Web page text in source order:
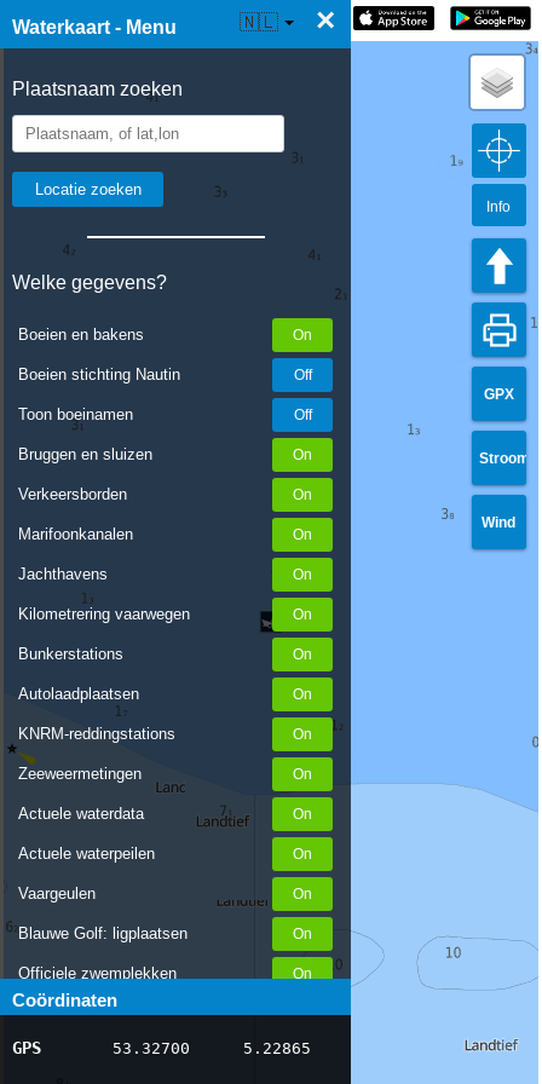
Waterkaart - Menu ×
Plaatsnaam zoeken
Welke gegevens?
Boeien en bakens
Boeien stichting Nautin
Toon boeinamen
Bruggen en sluizen
Verkeersborden
Marifoonkanalen
Jachthavens
Kilometrering vaarwegen
Bunkerstations
Autolaadplaatsen
KNRM-reddingstations
Zeeweermetingen
Actuele waterdata
Actuele waterpeilen
Vaargeulen
Blauwe Golf: ligplaatsen
Officiele zwemplekken
Stremmingen/hinder
AIS scheepsposities
Coördinaten
GPS 53.32700 5.22865
☰ Waterkaart Live 🇳🇱
GPX
Stroom
Wind
Info